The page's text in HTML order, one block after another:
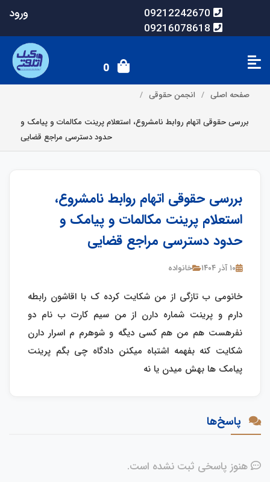
09212242670
09216078618
ورود
0
صفحه اصلی انجمن حقوقی
بررسی حقوقی اتهام روابط نامشروع، استعلام پرینت مکالمات و پیامک و
حدود دسترسی مراجع قضایی
بررسی حقوقی اتهام روابط نامشروع،
استعلام پرینت مکالمات و پیامک و
حدود دسترسی مراجع قضایی
۱۰ آذر ۱۴۰۴ خانواده
خانومی ب تازگی از من شکایت کرده ک با اقاشون رابطه
دارم و پرینت شماره دارن از من سیم کارت ب نام دو
نفرهست هم من هم کسی دیگه و شوهرم م اسرار دارن
شکایت کنه بفهمه اشتباه میکنن دادگاه چی بگم پرینت
پیامک ها بهش میدن یا نه
پاسخ‌ها
هنوز پاسخی ثبت نشده است.